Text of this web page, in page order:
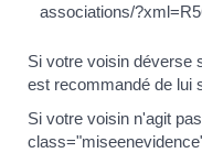
associations/
Si votre voisin déverse
est recommandé de lui
Si votre voisin n'agit